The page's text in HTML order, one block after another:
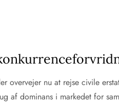
overvejer nu at rejse civile
af dominans i markedet for